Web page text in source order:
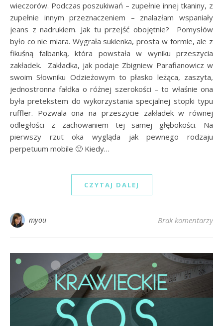
wieczorów. Podczas poszukiwań – zupełnie innej tkaniny, z
zupełnie innym przeznaczeniem – znalazłam wspaniały
jeans z nadrukiem. Jak tu przejść obojętnie? Pomysłów
było co nie miara. Wygrała sukienka, prosta w formie, ale z
fikuśną falbanką, która powstała w wyniku przeszycia
zakładek. Zakładka, jak podaje Zbigniew Parafianowicz w
swoim Słowniku Odzieżowym to płasko leżąca, zaszyta,
jednostronna fałdka o różnej szerokości – to właśnie ona
była pretekstem do wykorzystania specjalnej stopki typu
ruffler. Pozwala ona na przeszycie zakładek w równej
odległości z zachowaniem tej samej głębokości. Na
pierwszy rzut oka wygląda jak pewnego rodzaju
perpetuum mobile 🙂 Kiedy…
CZYTAJ DALEJ
myou Brak komentarzy